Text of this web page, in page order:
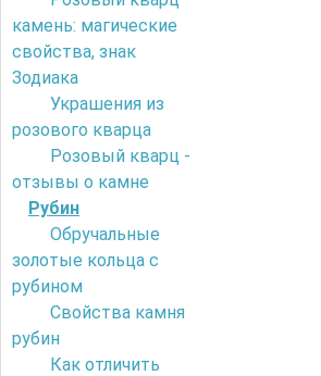
камень: магические
свойства, знак
Зодиака
Украшения из
розового кварца
Розовый кварц -
отзывы о камне
Рубин
Обручальные
золотые кольца с
рубином
Свойства камня
рубин
Как отличить